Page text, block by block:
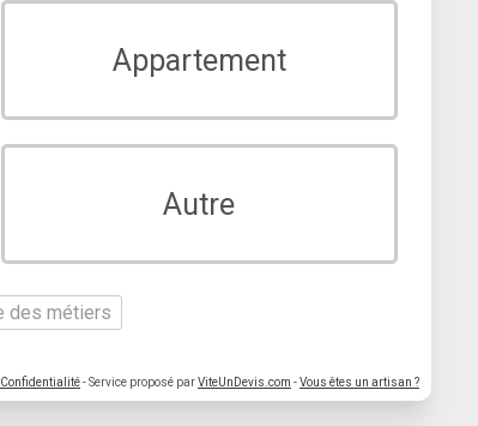
Appartement
Autre
des métiers
Confidentialité- Service proposé parViteUnDevis.com -Vous êtes un artisan ?